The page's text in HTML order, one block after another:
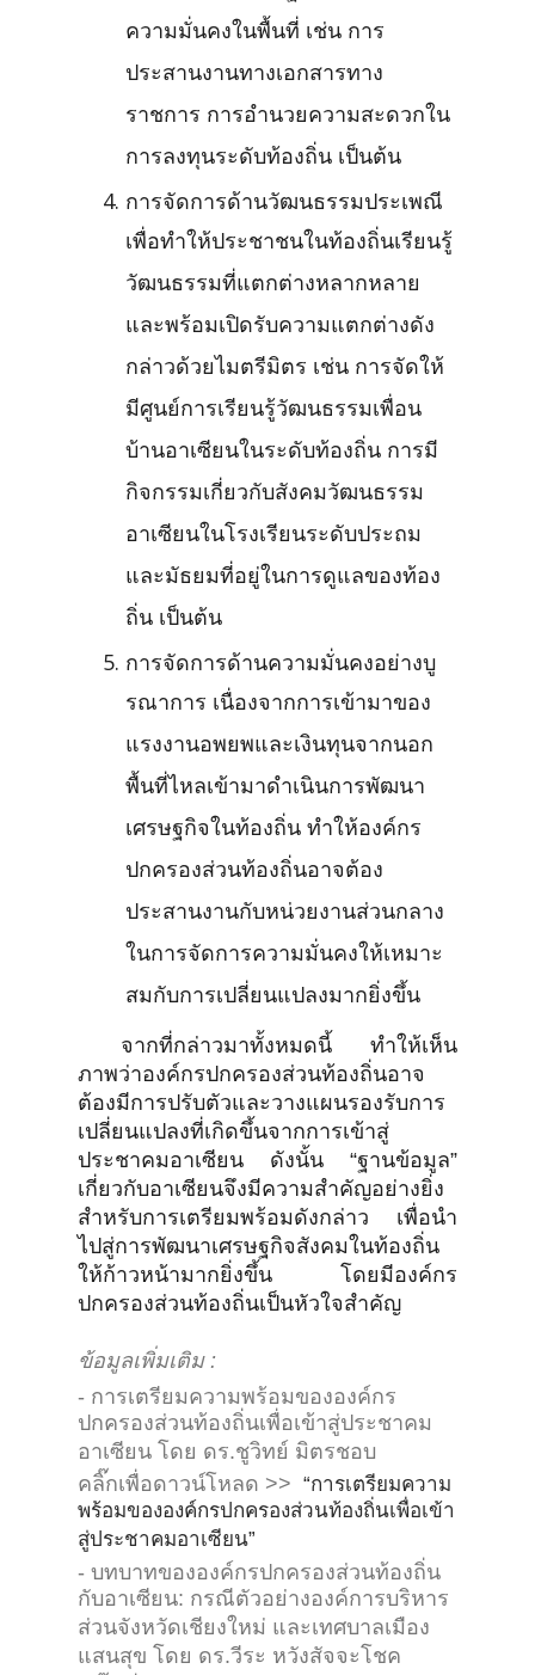
ความมั่นคงในพื้นที่ เช่น การ
ประสานงานทางเอกสารทาง
ราชการ การอำนวยความสะดวกใน
การลงทุนระดับท้องถิ่น เป็นต้น
การจัดการด้านวัฒนธรรมประเพณี
เพื่อทำให้ประชาชนในท้องถิ่นเรียนรู้
วัฒนธรรมที่แตกต่างหลากหลาย
และพร้อมเปิดรับความแตกต่างดัง
กล่าวด้วยไมตรีมิตร เช่น การจัดให้
มีศูนย์การเรียนรู้วัฒนธรรมเพื่อน
บ้านอาเซียนในระดับท้องถิ่น การมี
กิจกรรมเกี่ยวกับสังคมวัฒนธรรม
อาเซียนในโรงเรียนระดับประถม
และมัธยมที่อยู่ในการดูแลของท้อง
ถิ่น เป็นต้น
การจัดการด้านความมั่นคงอย่างบู
รณาการ เนื่องจากการเข้ามาของ
แรงงานอพยพและเงินทุนจากนอก
พื้นที่ไหลเข้ามาดำเนินการพัฒนา
เศรษฐกิจในท้องถิ่น ทำให้องค์กร
ปกครองส่วนท้องถิ่นอาจต้อง
ประสานงานกับหน่วยงานส่วนกลาง
ในการจัดการความมั่นคงให้เหมาะ
สมกับการเปลี่ยนแปลงมากยิ่งขึ้น
จากที่กล่าวมาทั้งหมดนี้ ทำให้เห็น
ภาพว่าองค์กรปกครองส่วนท้องถิ่นอาจ
ต้องมีการปรับตัวและวางแผนรองรับการ
เปลี่ยนแปลงที่เกิดขึ้นจากการเข้าสู่
ประชาคมอาเซียน ดังนั้น “ฐานข้อมูล”
เกี่ยวกับอาเซียนจึงมีความสำคัญอย่างยิ่ง
สำหรับการเตรียมพร้อมดังกล่าว เพื่อนำ
ไปสู่การพัฒนาเศรษฐกิจสังคมในท้องถิ่น
ให้ก้าวหน้ามากยิ่งขึ้น โดยมีองค์กร
ปกครองส่วนท้องถิ่นเป็นหัวใจสำคัญ
ข้อมูลเพิ่มเติม :
- การเตรียมความพร้อมขององค์กร
ปกครองส่วนท้องถิ่นเพื่อเข้าสู่ประชาคม
อาเซียน โดย ดร.ชูวิทย์ มิตรชอบ
คลิ๊กเพื่อดาวน์โหลด >> “การเตรียมความ
พร้อมขององค์กรปกครองส่วนท้องถิ่นเพื่อเข้า
สู่ประชาคมอาเซียน”
- บทบาทขององค์กรปกครองส่วนท้องถิ่น
กับอาเซียน: กรณีตัวอย่างองค์การบริหาร
ส่วนจังหวัดเชียงใหม่ และเทศบาลเมือง
แสนสุข โดย ดร.วีระ หวังสัจจะโชค